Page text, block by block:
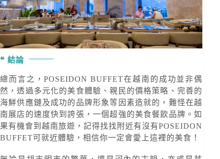
結論
總而言之，POSEIDON BUFFET在越南的成功並非偶
然，透過多元化的美食體驗、親民的價格策略、完善的
海鮮供應鏈及成功的品牌形象等因素造就的，難怪在越
南展店的速度快到誇張，一個超強的美食餐飲品牌。如
果有機會到越南旅遊，記得找找附近有沒有POSEIDON
BUFFET可就近體驗，相信你一定會愛上這裡的美食！